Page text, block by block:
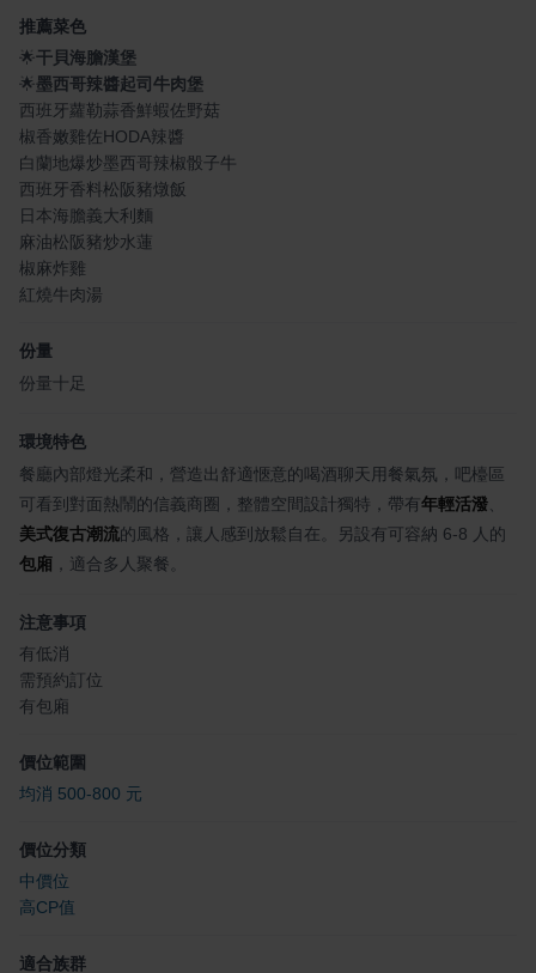
推薦菜色
🌟干貝海膽漢堡
🌟墨西哥辣醬起司牛肉堡
西班牙蘿勒蒜香鮮蝦佐野菇
椒香嫩雞佐HODA辣醬
白蘭地爆炒墨西哥辣椒骰子牛
西班牙香料松阪豬燉飯
日本海膽義大利麵
麻油松阪豬炒水蓮
椒麻炸雞
紅燒牛肉湯
份量
份量十足
環境特色
餐廳內部燈光柔和，營造出舒適愜意的喝酒聊天用餐氣氛，吧檯區
可看到對面熱鬧的信義商圈，整體空間設計獨特，帶有年輕活潑
美式復古潮流的風格，讓人感到放鬆自在。另設有可容納 6-8 人的
包廂 ，適合多人聚餐。
注意事項
有低消
需預約訂位
有包廂
價位範圍
均消 500-800 元
價位分類
中價位
高CP值
適合族群